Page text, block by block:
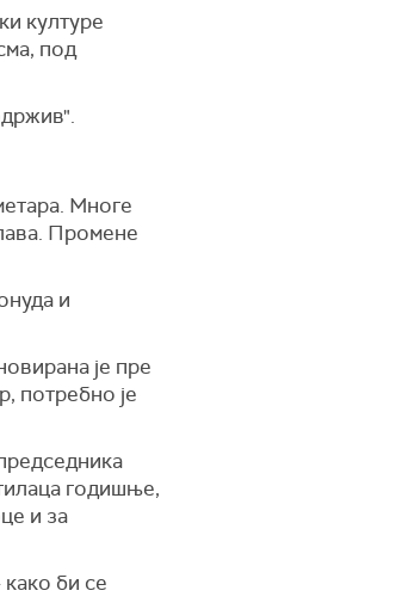
културе
под
Многе
Промене
и
је пре
потребно је
годишње,
и за
би се